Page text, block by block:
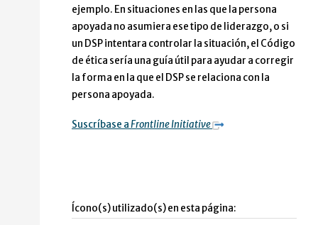
ejemplo. En situaciones en las que la persona
apoyada no asumiera ese tipo de liderazgo, o si
un DSP intentara controlar la situación, el Código
de ética sería una guía útil para ayudar a corregir
la forma en la que el DSP se relaciona con la
persona apoyada.
Suscríbase aFrontline Initiative
Ícono(s) utilizado(s) en esta página: